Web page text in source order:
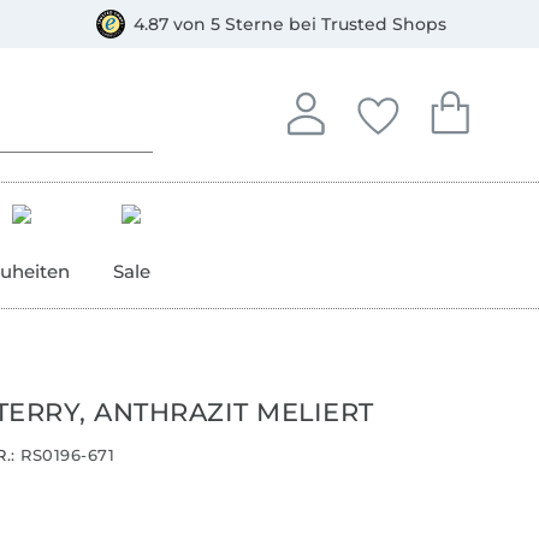
4.87 von 5 Sterne bei Trusted Shops
Anmelden
In deinem Konto
Deine
Du hast keine
Dein
Du hast
Sale
ANTHRAZIT MELIERT
RS0196-671